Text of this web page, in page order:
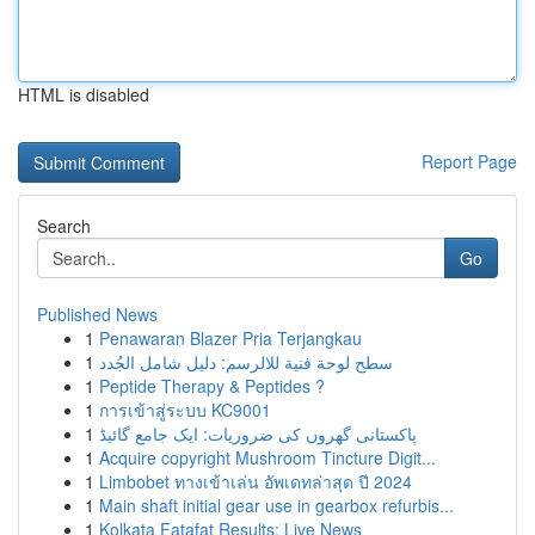
HTML is disabled
Report Page
Search
Go
Published News
1 Penawaran Blazer Pria Terjangkau
1 سطح لوحة فنية للالرسم: دليل شامل الجُدد
1 Peptide Therapy & Peptides ?
1 การเข้าสู่ระบบ KC9001
1 پاکستانی گھروں کی ضروریات: ایک جامع گائیڈ
1 Acquire copyright Mushroom Tincture Digit...
1 Limbobet ทางเข้าเล่น อัพเดทล่าสุด ปี 2024
1 Main shaft initial gear use in gearbox refurbis...
1 Kolkata Fatafat Results: Live News